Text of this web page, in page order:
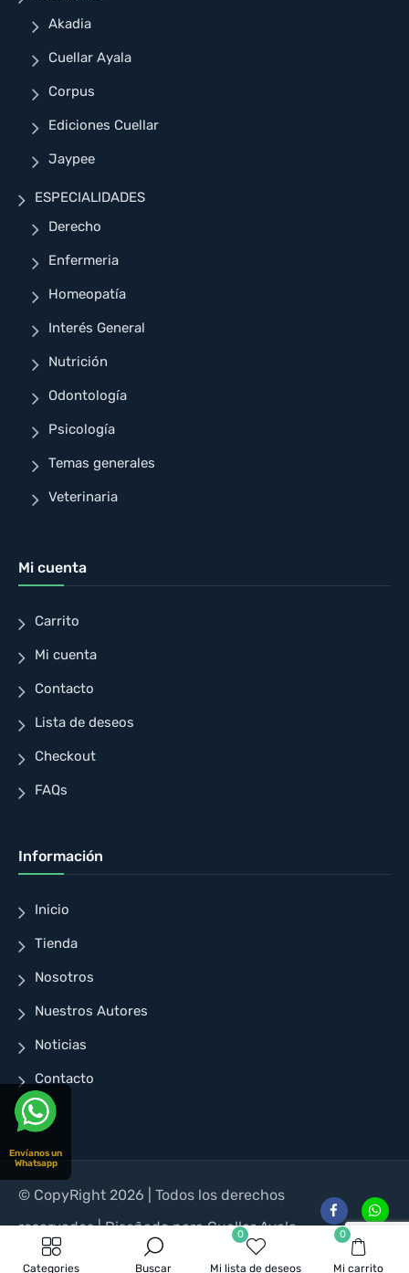
Categories Buscar
0
Mi lista de deseos
0
Mi carrito
Akadia
Cuellar Ayala
Corpus
Ediciones Cuellar
Jaypee
ESPECIALIDADES
Derecho
Enfermeria
Homeopatía
Interés General
Nutrición
Odontología
Psicología
Temas generales
Veterinaria
Mi cuenta
Carrito
Mi cuenta
Contacto
Lista de deseos
Checkout
FAQs
Información
Inicio
Tienda
Nosotros
Nuestros Autores
Noticias
Contacto
© CopyRight 2026 | Todos los derechos
reservados | Diseñado para Cuellar Ayala
Envíanos un
Whatsapp